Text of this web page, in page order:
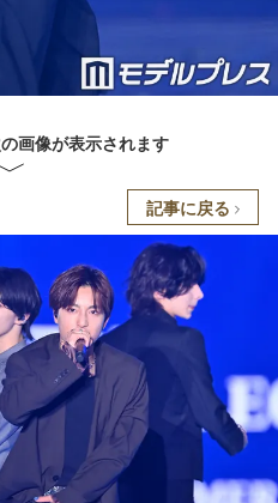
画像が表示されます
記事に戻る